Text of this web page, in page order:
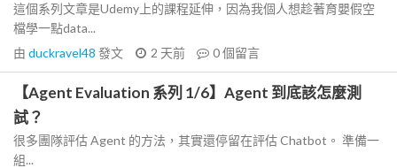
這個系列文章是Udemy上的課程延伸，因為我個人想趁著育嬰假空
檔學一點data...
由 duckravel48 發文 2 天前 0個留言
【Agent Evaluation 系列 1/6】Agent 到底該怎麼測
試？
很多團隊評估 Agent 的方法，其實還停留在評估 Chatbot。 準備一
組...